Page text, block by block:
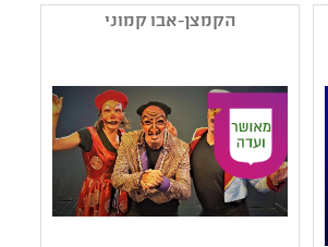
קטגוריה: תיאטרון נוער
קהל יעד: י - יב
הקמצן-אבו קמוני